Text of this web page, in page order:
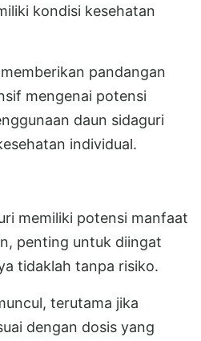
kondisi kesehatan
pandangan
mengenai potensi
daun sidaguri
individual.
memiliki potensi manfaat
penting untuk diingat
tidaklah tanpa risiko.
terutama jika
dengan dosis yang